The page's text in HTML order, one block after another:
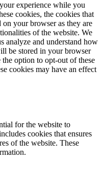
experience while you
cookies, the cookies that
on your browser as they are
of the website. We
analyze and understand how
be stored in your browser
option to opt-out of these
cookies may have an effect
for the website to
cookies that ensures
of the website. These